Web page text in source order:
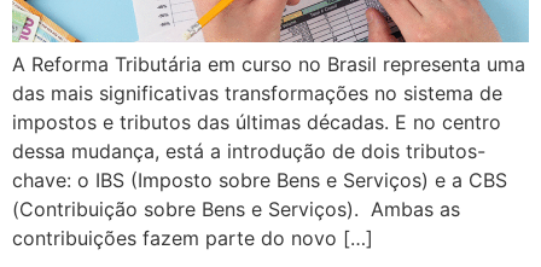
A Reforma Tributária em curso no Brasil representa uma
das mais significativas transformações no sistema de
impostos e tributos das últimas décadas. E no centro
dessa mudança, está a introdução de dois tributos-
chave: o IBS (Imposto sobre Bens e Serviços) e a CBS
(Contribuição sobre Bens e Serviços). Ambas as
contribuições fazem parte do novo […]